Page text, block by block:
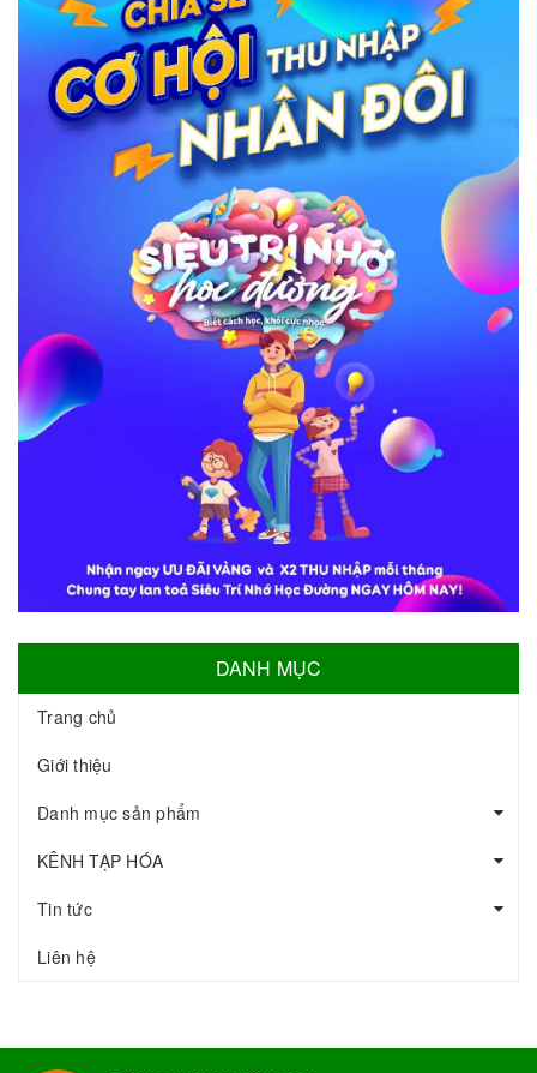
DANH MỤC
Trang chủ
Giới thiệu
Danh mục sản phẩm
KÊNH TẠP HÓA
Tin tức
Liên hệ